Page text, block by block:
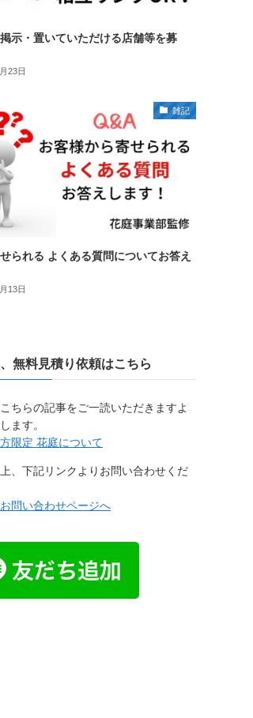
示・置いていただける店舗等を募
23日
雑記
られる よくある質問についてお答え
13日
無料見積り依頼はこちら
ちらの記事をご一読いただきますよ
ます。
限定 花庭について
、下記リンクよりお問い合わせくだ
問い合わせページへ